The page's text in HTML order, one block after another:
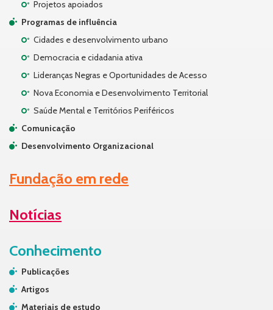
Projetos apoiados
Programas de influência
Cidades e desenvolvimento urbano
Democracia e cidadania ativa
Lideranças Negras e Oportunidades de Acesso
Nova Economia e Desenvolvimento Territorial
Saúde Mental e Territórios Periféricos
Comunicação
Desenvolvimento Organizacional
Fundação em rede
Notícias
Conhecimento
Publicações
Artigos
Materiais de estudo